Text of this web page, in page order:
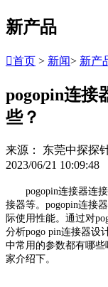
新产品
首页 > 新闻> 新产
pogopin连接
些？
来源： 东莞中探探
2023/06/21 10:09:48
pogopin连接器连接
接器等。pogopin连接
际使用性能。通过对
分析pogo pin连接器设
中常用的参数都有哪
家介绍下。